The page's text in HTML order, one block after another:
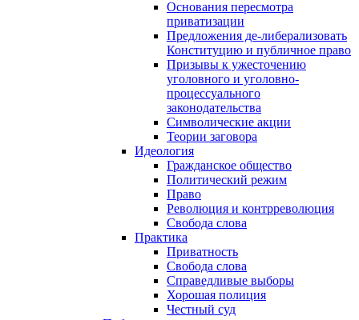
Основания пересмотра
приватизации
Предложения де-либерализовать
Конституцию и публичное право
Призывы к ужесточению
уголовного и уголовно-
процессуального
законодательства
Символические акции
Теории заговора
Идеология
Гражданское общество
Политический режим
Право
Революция и контрреволюция
Свобода слова
Практика
Приватность
Свобода слова
Справедливые выборы
Хорошая полиция
Честный суд